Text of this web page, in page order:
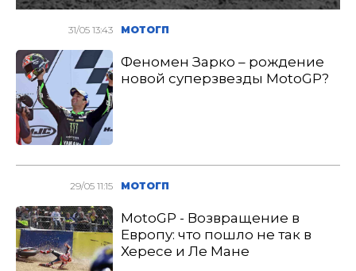
31/05 13:43 МОТОГП
Феномен Зарко – рождение
новой суперзвезды MotoGP?
29/05 11:15 МОТОГП
MotoGP - Возвращение в
Европу: что пошло не так в
Хересе и Ле Мане